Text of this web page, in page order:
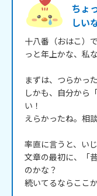
ちょ
しい
十八番（おはこ）
っと年上かな、私
まずは、つらかった
しかも、自分から
い！
えらかったね。相
率直に言うと、い
文章の最初に、「
のかな？
続いてるならここ